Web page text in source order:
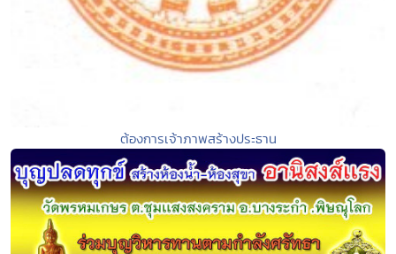
ต้องการเจ้าภาพสร้างประธาน